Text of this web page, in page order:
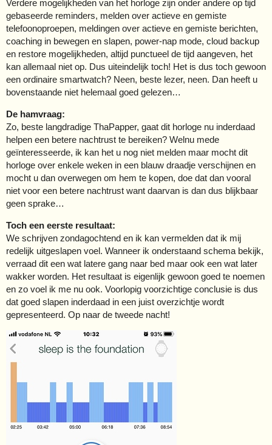
Verdere mogelijkheden van het horloge zijn onder andere op tijd
gebaseerde reminders, melden over actieve en gemiste
telefoonoproepen, meldingen over actieve en gemiste berichten,
coaching in bewegen en slapen, power-nap mode, cloud backup
en restore mogelijkheden, altijd punctueel de tijd aangeven, het
kan allemaal niet op. Dus uiteindelijk toch! Het is dus toch gewoon
een ordinaire smartwatch? Neen, beste lezer, neen. Dan heeft u
bovenstaande niet helemaal goed gelezen…
De hamvraag:
Zo, beste langdradige ThaPapper, gaat dit horloge nu inderdaad
helpen een betere nachtrust te bereiken? Welnu mede
geïnteresseerde, ik kan het u nog niet melden maar mocht dit
horloge over enkele weken in een blauw draadje verschijnen en
mocht u dan overwegen om hem te kopen, doe dat dan vooral
niet voor een betere nachtrust want daarvan is dan dus blijkbaar
geen sprake…
Toch een eerste resultaat:
We schrijven zondagochtend en ik kan vermelden dat ik mij
redelijk uitgeslapen voel. Wanneer ik onderstaand schema bekijk,
verraad dit een wat latere gang naar bed maar ook een wat later
wakker worden. Het resultaat is eigenlijk gewoon goed te noemen
en zo voel ik me nu ook. Voorlopig voorzichtige conclusie is dus
dat goed slapen inderdaad in een juist overzichtje wordt
gepresenteerd. Op naar de tweede nacht!